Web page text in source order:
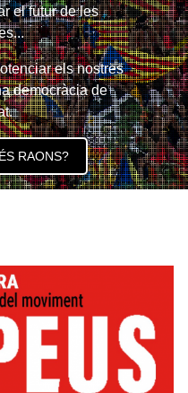
el futur de les
els nostres
democràcia de
RAONS?